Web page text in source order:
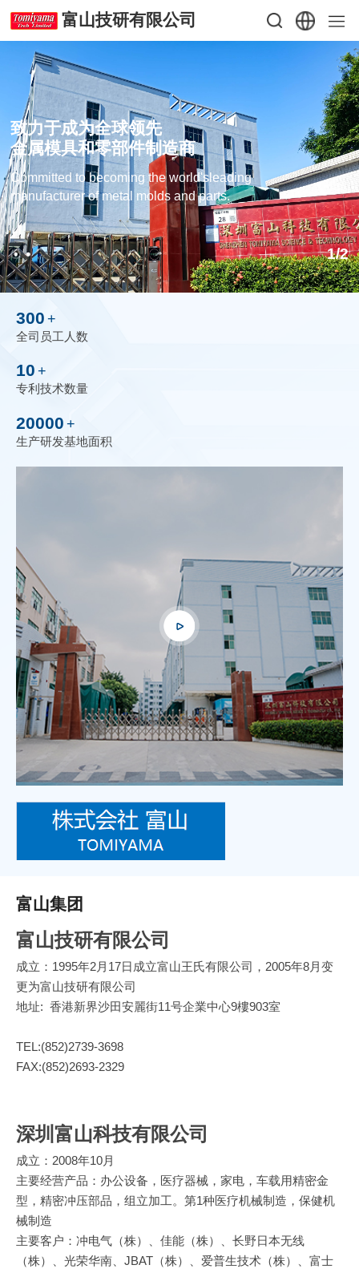
富山技研有限公司
致力于成为全球领先
金属模具和零部件制造商
Committed to becoming the world'sleading
manufacturer of metal molds and parts.
1/2
300 +
全司员工人数
10 +
专利技术数量
20000 +
生产研发基地面积
富山集团
富山技研有限公司
成立：1995年2月17日成立富山王氏有限公司，2005年8月变
更为富山技研有限公司
地址: 香港新界沙田安麗街11号企業中心9樓903室
TEL:(852)2739-3698
FAX:(852)2693-2329
深圳富山科技有限公司
成立：2008年10月
主要经营产品：办公设备，医疗器械，家电，车载用精密金
型，精密冲压部品，组立加工。第1种医疗机械制造，保健机
械制造
主要客户：冲电气（株）、佳能（株）、长野日本无线
（株）、光荣华南、JBAT（株）、爱普生技术（株）、富士